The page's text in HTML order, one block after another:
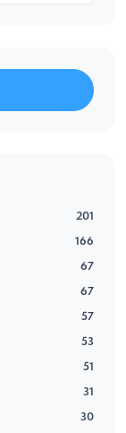
201
166
67
67
57
53
51
31
30